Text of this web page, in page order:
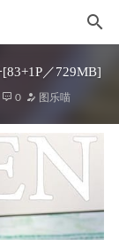
／729MB]
0 图乐喵